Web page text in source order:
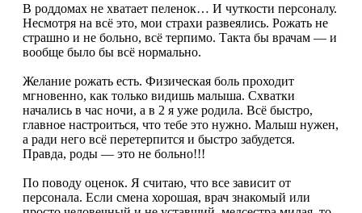
В роддомах не хватает пеленок… И чуткости персоналу.
Несмотря на всё это, мои страхи развеялись. Рожать не
страшно и не больно, всё терпимо. Такта бы врачам — и
вообще было бы всё нормально.
Желание рожать есть. Физическая боль проходит
мгновенно, как только видишь малыша. Схватки
начались в час ночи, а в 2 я уже родила. Всё быстро,
главное настроиться, что тебе это нужно. Малыш нужен,
а ради него всё перетерпится и быстро забудется.
Правда, роды — это не больно!!!
По поводу оценок. Я считаю, что все зависит от
персонала. Если смена хорошая, врач знакомый или